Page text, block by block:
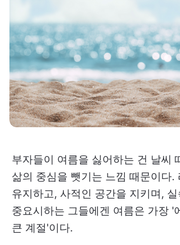
부자들이 여름을 싫어하는 건 날씨
삶의 중심을 뺏기는 느낌 때문이다.
유지하고, 사적인 공간을 지키며, 실
중요시하는 그들에겐 여름은 가장 '
큰 계절'이다.